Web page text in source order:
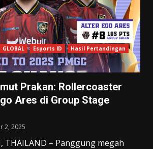
Esports ID
Hasil Pertandingan
Prakan: Rollercoaster
Ares di Group Stage
2, 2025
THAILAND – Panggung megah